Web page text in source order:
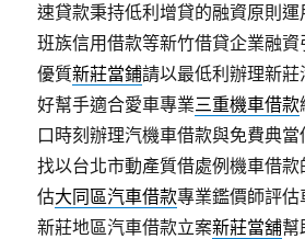
速貸款秉持低利增貸的融資原則運
班族信用借款等新竹借貸企業融
優質新莊當鋪請以最低利辦理新
好幫手適合愛車專業三重機車借款
口時刻辦理汽機車借款與免費典當
找以台北市動產質借處例機車借
估大同區汽車借款專業鑑價師評
新莊地區汽車借款立案新莊當舖幫